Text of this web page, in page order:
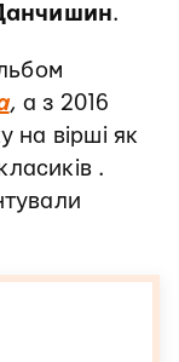
.
, а з 2016
на вірші як
.